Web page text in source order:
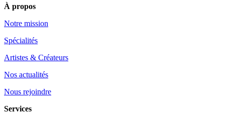
À propos
Notre mission
Spécialités
Artistes & Créateurs
Nos actualités
Nous rejoindre
Services